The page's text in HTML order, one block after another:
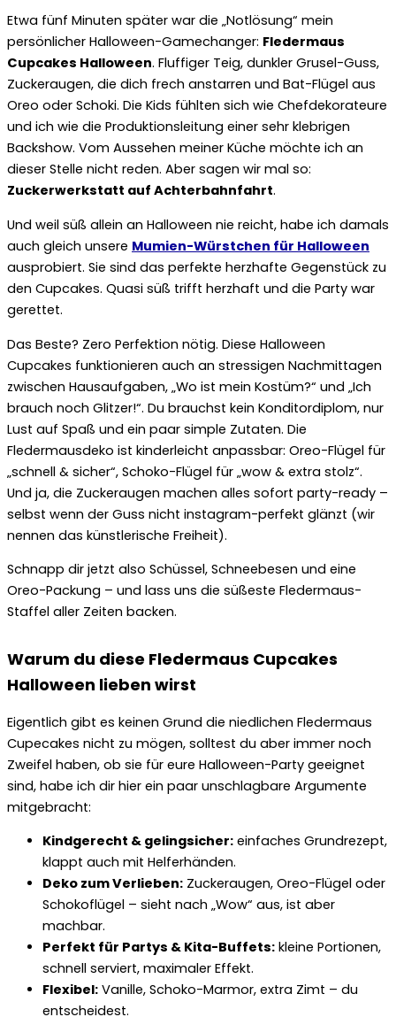
Etwa fünf Minuten später war die „Notlösung“ mein
persönlicher Halloween-Gamechanger: Fledermaus
Cupcakes Halloween. Fluffiger Teig, dunkler Grusel-Guss,
Zuckeraugen, die dich frech anstarren und Bat-Flügel aus
Oreo oder Schoki. Die Kids fühlten sich wie Chefdekorateure
und ich wie die Produktionsleitung einer sehr klebrigen
Backshow. Vom Aussehen meiner Küche möchte ich an
dieser Stelle nicht reden. Aber sagen wir mal so:
Zuckerwerkstatt auf Achterbahnfahrt.
Und weil süß allein an Halloween nie reicht, habe ich damals
auch gleich unsere Mumien-Würstchen für Halloween
ausprobiert. Sie sind das perfekte herzhafte Gegenstück zu
den Cupcakes. Quasi süß trifft herzhaft und die Party war
gerettet.
Das Beste? Zero Perfektion nötig. Diese Halloween
Cupcakes funktionieren auch an stressigen Nachmittagen
zwischen Hausaufgaben, „Wo ist mein Kostüm?“ und „Ich
brauch noch Glitzer!“. Du brauchst kein Konditordiplom, nur
Lust auf Spaß und ein paar simple Zutaten. Die
Fledermausdeko ist kinderleicht anpassbar: Oreo-Flügel für
„schnell & sicher“, Schoko-Flügel für „wow & extra stolz“.
Und ja, die Zuckeraugen machen alles sofort party-ready –
selbst wenn der Guss nicht instagram-perfekt glänzt (wir
nennen das künstlerische Freiheit).
Schnapp dir jetzt also Schüssel, Schneebesen und eine
Oreo-Packung – und lass uns die süßeste Fledermaus-
Staffel aller Zeiten backen.
Warum du diese Fledermaus Cupcakes
Halloween lieben wirst
Eigentlich gibt es keinen Grund die niedlichen Fledermaus
Cupecakes nicht zu mögen, solltest du aber immer noch
Zweifel haben, ob sie für eure Halloween-Party geeignet
sind, habe ich dir hier ein paar unschlagbare Argumente
mitgebracht:
Kindgerecht & gelingsicher: einfaches Grundrezept,
klappt auch mit Helferhänden.
Deko zum Verlieben: Zuckeraugen, Oreo-Flügel oder
Schokoflügel – sieht nach „Wow“ aus, ist aber
machbar.
Perfekt für Partys & Kita-Buffets: kleine Portionen,
schnell serviert, maximaler Effekt.
Flexibel: Vanille, Schoko-Marmor, extra Zimt – du
entscheidest.